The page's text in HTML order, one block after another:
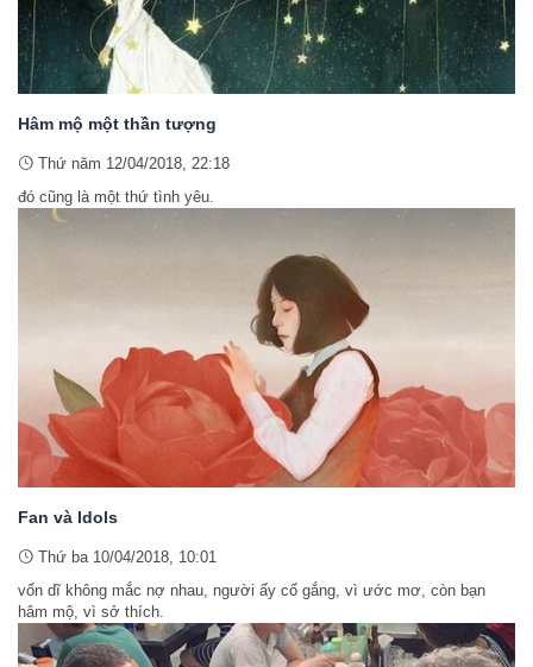
Hâm mộ một thần tượng
Thứ năm 12/04/2018, 22:18
đó cũng là một thứ tình yêu.
Fan và Idols
Thứ ba 10/04/2018, 10:01
vốn dĩ không mắc nợ nhau, người ấy cố gắng, vì ước mơ, còn bạn
hâm mộ, vì sở thích.